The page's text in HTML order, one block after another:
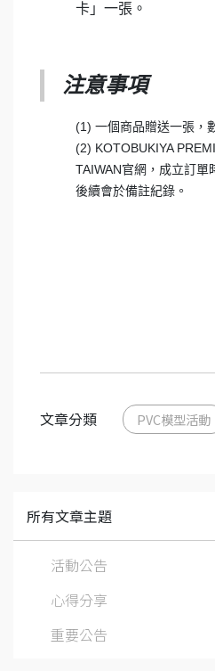
卡」一張。
注意事項
(1) 一個商品贈送一張，
(2) KOTOBUKIYA
TAIWAN官網，成立訂單
後續會於備註紀錄。
文章分類 PVC模型活動
所有文章主題
活動公告
心得分享
重要公告